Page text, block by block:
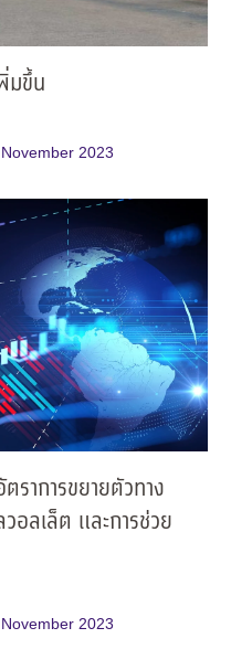
มขึ้น
2023
ราการขยายตัวทาง
อลเล็ต และการช่วย
2023